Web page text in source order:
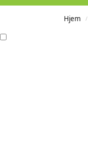
Hjem /